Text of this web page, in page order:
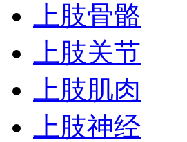
上肢骨骼
上肢关节
上肢肌肉
上肢神经